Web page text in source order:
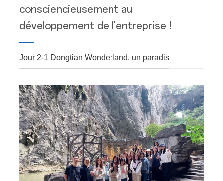
consciencieusement au
développement de l'entreprise !
Jour 2-1 Dongtian Wonderland, un paradis